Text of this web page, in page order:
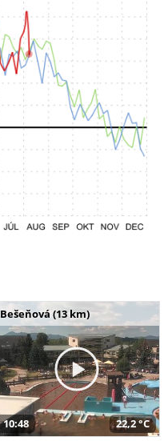
Bešeňová (13 km)
10:48 22,2 °C